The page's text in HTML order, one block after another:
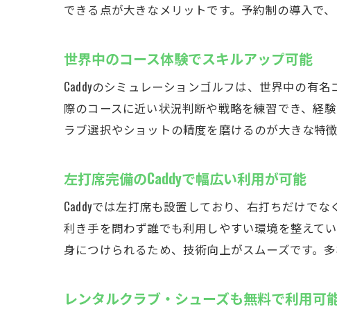
できる点が大きなメリットです。予約制の導入で
世界中のコース体験でスキルアップ可能
Caddyのシミュレーションゴルフは、世界中の有
際のコースに近い状況判断や戦略を練習でき、経
ラブ選択やショットの精度を磨けるのが大きな特
左打席完備のCaddyで幅広い利用が可能
Caddyでは左打席も設置しており、右打ちだけで
利き手を問わず誰でも利用しやすい環境を整えて
身につけられるため、技術向上がスムーズです。
レンタルクラブ・シューズも無料で利用可